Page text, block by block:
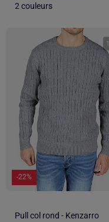
2 couleurs
1
-22%
Pull col rond - Kenzarro